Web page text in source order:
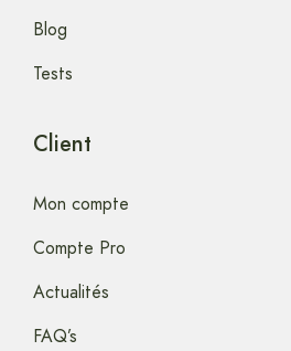
Blog
Tests
Client
Mon compte
Compte Pro
Actualités
FAQ’s